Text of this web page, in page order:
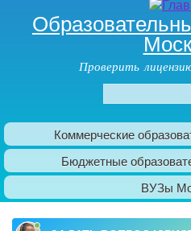
Проверить
Главное меню
Коммерческие
Бюджетные
ВУЗы